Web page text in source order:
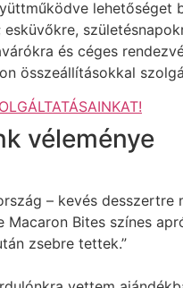
lehetőséget
és céges
összeállításokkal
véleménye
– kevés desszertre
Macaron Bites színes
zsebre tettek.”